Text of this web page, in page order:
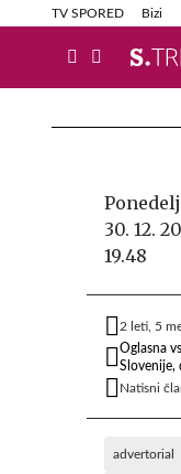
TV SPORED Bizi
Info in obvestila
30. 12.
19.48
2 leti, 5
Oglasna
Slovenije,
Natisni
advertorial